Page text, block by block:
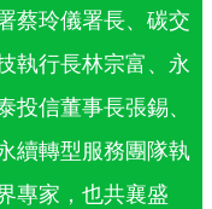
蔡玲儀署長、碳交
執行長林宗富、永
信董事長張錫、
續轉型服務團隊執
專家，也共襄盛